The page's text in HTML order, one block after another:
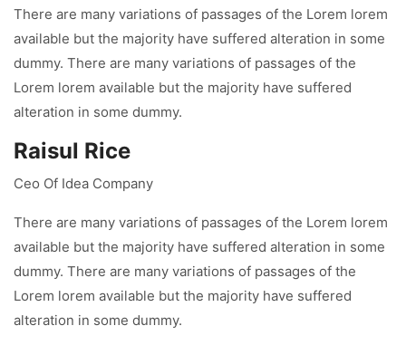
There are many variations of passages of the Lorem lorem
available but the majority have suffered alteration in some
dummy. There are many variations of passages of the
Lorem lorem available but the majority have suffered
alteration in some dummy.
Raisul Rice
Ceo Of Idea Company
There are many variations of passages of the Lorem lorem
available but the majority have suffered alteration in some
dummy. There are many variations of passages of the
Lorem lorem available but the majority have suffered
alteration in some dummy.